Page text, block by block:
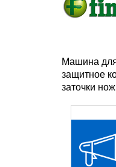
Машина для
защитное
заточки